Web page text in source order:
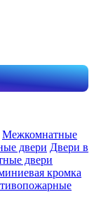
Межкомнатные
двери Двери в
двери
кромка